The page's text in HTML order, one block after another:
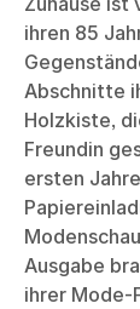
ihren 85
Abschnitte
Holzkiste,
Freundin
ersten
Ausgabe
ihrer Mode-